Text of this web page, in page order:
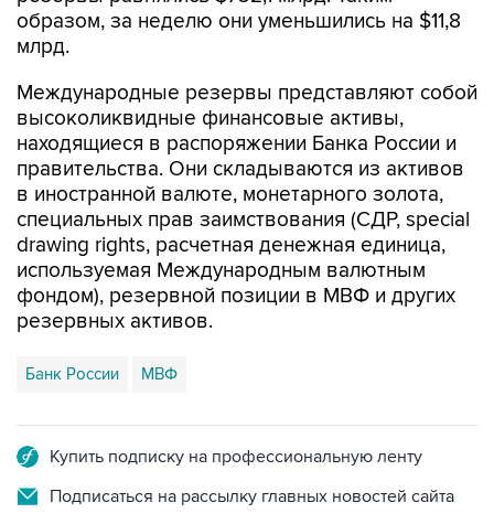
образом, за неделю они уменьшились на $11,8
млрд.
Международные резервы представляют собой
высоколиквидные финансовые активы,
находящиеся в распоряжении Банка России и
правительства. Они складываются из активов
в иностранной валюте, монетарного золота,
специальных прав заимствования (СДР, special
drawing rights, расчетная денежная единица,
используемая Международным валютным
фондом), резервной позиции в МВФ и других
резервных активов.
Банк России МВФ
Купить подписку на профессиональную ленту
Подписаться на рассылку главных новостей сайта